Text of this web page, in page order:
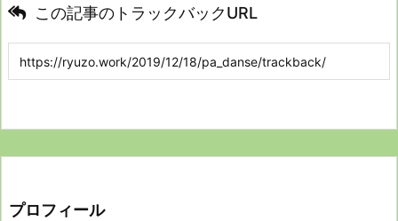
この記事のトラックバックURL
プロフィール